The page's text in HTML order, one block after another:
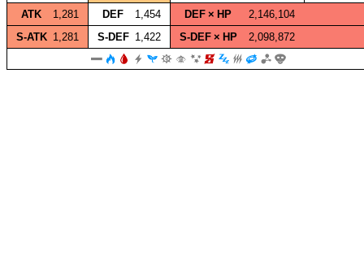
ATK
1,281 DEF 1,454 DEF × HP
2,146,104
S‑ATK 1,281 S‑DEF 1,422 S‑DEF × HP 2,098,872